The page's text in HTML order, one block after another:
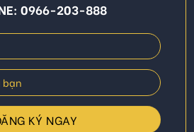
0966-203-888